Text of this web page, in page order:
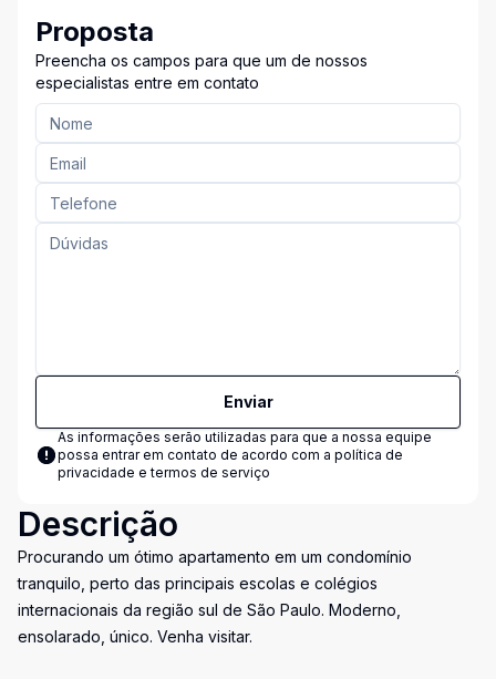
Proposta
Preencha os campos para que um de nossos
especialistas entre em contato
Enviar
As informações serão utilizadas para que a nossa equipe
possa entrar em contato de acordo com a política de
privacidade e termos de serviço
Descrição
Procurando um ótimo apartamento em um condomínio
tranquilo, perto das principais escolas e colégios
internacionais da região sul de São Paulo. Moderno,
ensolarado, único. Venha visitar.